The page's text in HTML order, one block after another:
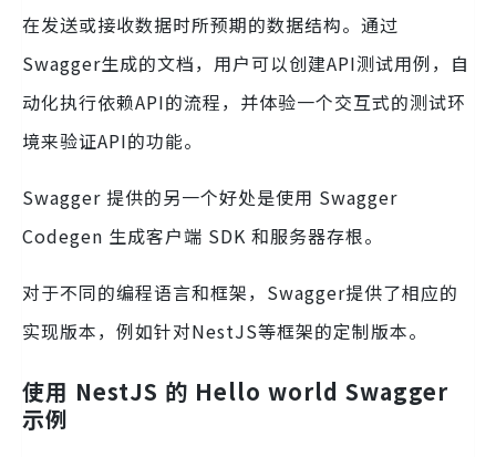
在发送或接收数据时所预期的数据结构。通过
Swagger生成的文档，用户可以创建API测试用例，自
动化执行依赖API的流程，并体验一个交互式的测试环
境来验证API的功能。
Swagger 提供的另一个好处是使用 Swagger
Codegen 生成客户端 SDK 和服务器存根。
对于不同的编程语言和框架，Swagger提供了相应的
实现版本，例如针对NestJS等框架的定制版本。
使用 NestJS 的 Hello world Swagger
示例